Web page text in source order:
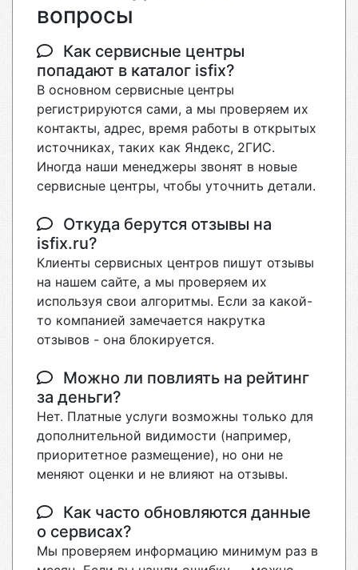
вопросы
Как сервисные центры
попадают в каталог isfix?
В основном сервисные центры
регистрируются сами, а мы проверяем их
контакты, адрес, время работы в открытых
источниках, таких как Яндекс, 2ГИС.
Иногда наши менеджеры звонят в новые
сервисные центры, чтобы уточнить детали.
Откуда берутся отзывы на
isfix.ru?
Клиенты сервисных центров пишут отзывы
на нашем сайте, а мы проверяем их
используя свои алгоритмы. Если за какой-
то компанией замечается накрутка
отзывов - она блокируется.
Можно ли повлиять на рейтинг
за деньги?
Нет. Платные услуги возможны только для
дополнительной видимости (например,
приоритетное размещение), но они не
меняют оценки и не влияют на отзывы.
Как часто обновляются данные
о сервисах?
Мы проверяем информацию минимум раз в